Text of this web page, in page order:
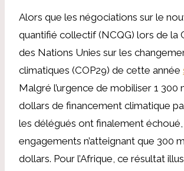
Alors que les négociations sur le
quantifié collectif (NCQG) lors de la
des Nations Unies sur les
climatiques (COP29) de cette année
Malgré l’urgence de mobiliser 1 300
dollars de financement climatique par
les délégués ont finalement échoué,
engagements n’atteignant que 300
dollars. Pour l’Afrique, ce résultat